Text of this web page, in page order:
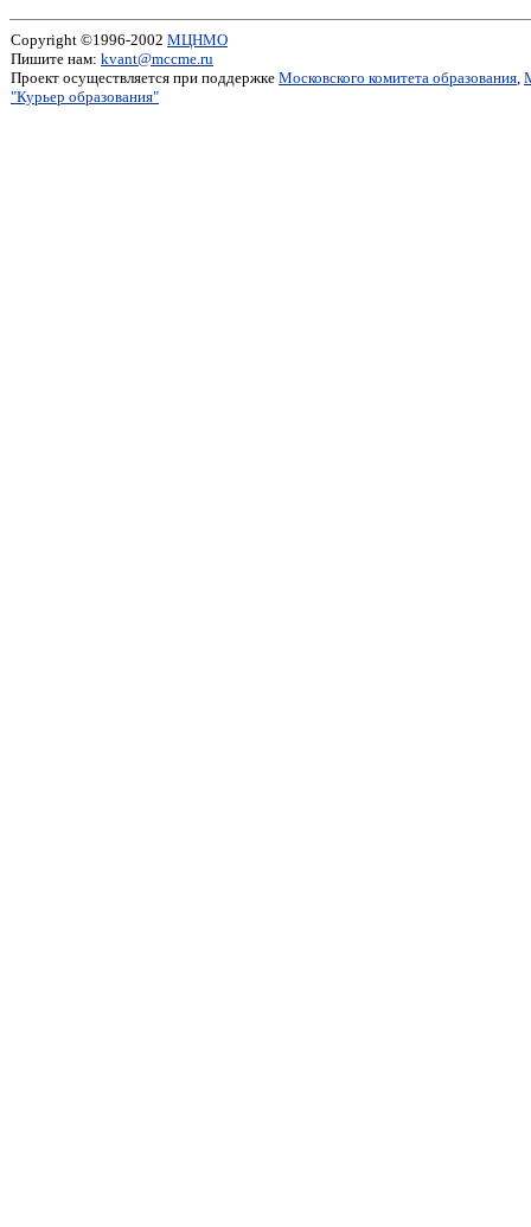
Copyright ©1996-2002 МЦНМО
Пишите нам: kvant@mccme.ru
Проект осуществляется при поддержке Московского комитета образования,
"Курьер образования"